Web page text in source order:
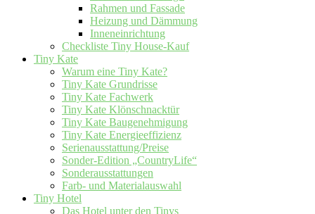
Rahmen und Fassade
Heizung und Dämmung
Inneneinrichtung
Checkliste Tiny House-Kauf
Tiny Kate
Warum eine Tiny Kate?
Tiny Kate Grundrisse
Tiny Kate Fachwerk
Tiny Kate Klönschnacktür
Tiny Kate Baugenehmigung
Tiny Kate Energieeffizienz
Serienausstattung/Preise
Sonder-Edition „CountryLife“
Sonderausstattungen
Farb- und Materialauswahl
Tiny Hotel
Das Hotel unter den Tinys